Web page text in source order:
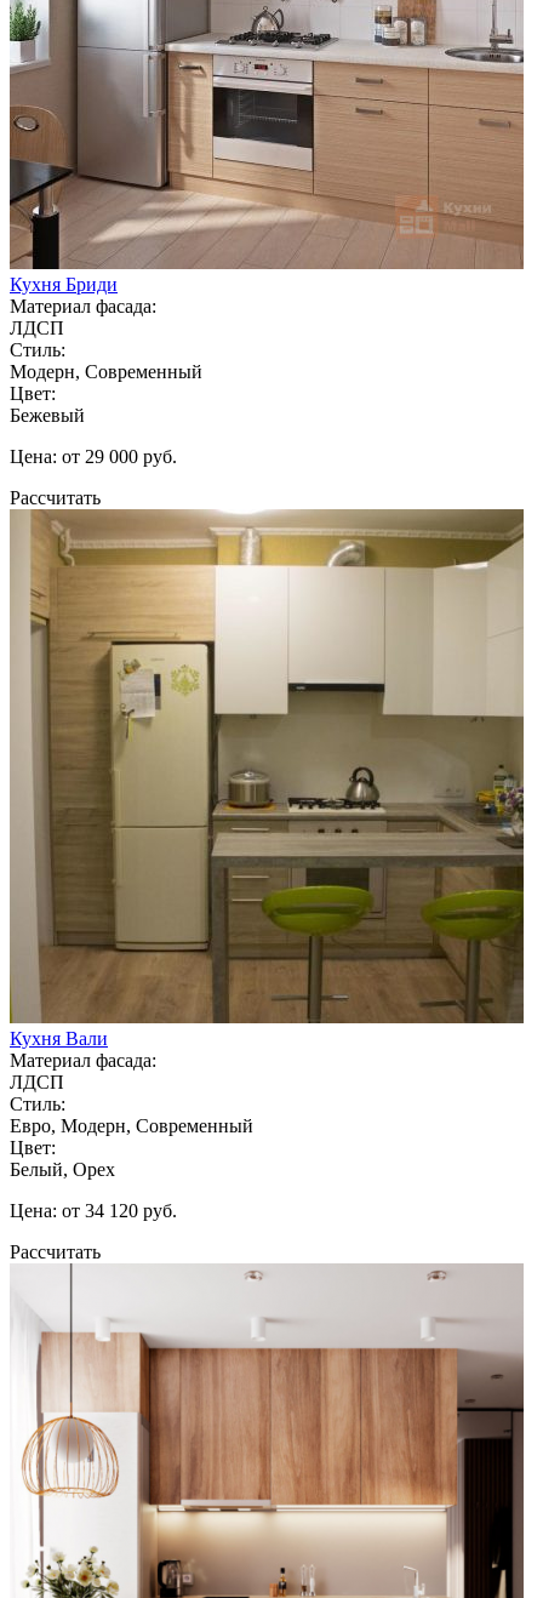
Кухня Бриди
Материал фасада:
ЛДСП
Стиль:
Модерн, Современный
Цвет:
Бежевый
Цена: от 29 000 руб.
Рассчитать
Кухня Вали
Материал фасада:
ЛДСП
Стиль:
Евро, Модерн, Современный
Цвет:
Белый, Орех
Цена: от 34 120 руб.
Рассчитать